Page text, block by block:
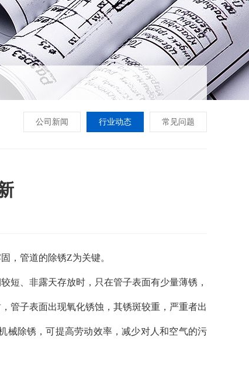
公司新闻 行业动态 常见问题
，管道的除锈Z为关键。
、非露天存放时，只在管子表面有少量薄锈，
管子表面出现氧化锈蚀，其锈斑较重，严重者出
械除锈，可提高劳动效率，减少对人和空气的污